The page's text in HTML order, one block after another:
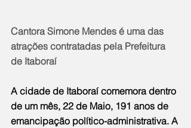
Cantora Simone Mendes é uma das
atrações contratadas pela Prefeitura
de Itaboraí
A cidade de Itaboraí comemora dentro
de um mês, 22 de Maio, 191 anos de
emancipação político-administrativa. A